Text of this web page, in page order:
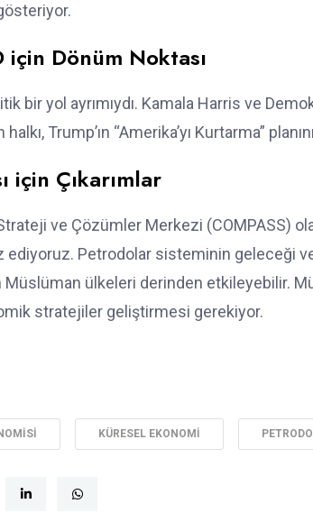
Dönüm Noktası
bir yol ayrımıydı. Kamala Harris ve
Trump’ın “Amerika’yı Kurtarma”
için Çıkarımlar
ve Çözümler Merkezi (COMPASS)
Petrodolar sisteminin geleceği
ülkeleri derinden etkileyebilir.
stratejiler geliştirmesi gerekiyor.
KÜRESEL EKONOMI